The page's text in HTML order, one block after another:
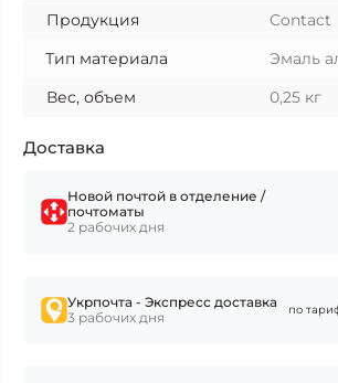
Продукция
Contact
Тип материала
Эмаль
Вес, объем
0,25 кг
Доставка
Новой почтой в отделение /
почтоматы
2 рабочих дня
Укрпочта - Экспресс доставка
3 рабочих дня
по